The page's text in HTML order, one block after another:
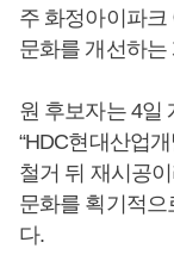
주 화정아이파크
문화를 개선하는
원 후보자는 4일
“HDC현대산업
철거 뒤 재시공
문화를 획기적으
다.